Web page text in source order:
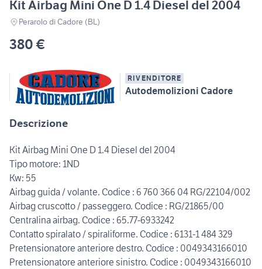
Kit Airbag Mini One D 1.4 Diesel del 2004
Perarolo di Cadore (BL)
380 €
RIVENDITORE
Autodemolizioni Cadore
Descrizione
Kit Airbag Mini One D 1.4 Diesel del 2004
Tipo motore: 1ND
Kw: 55
Airbag guida / volante. Codice : 6 760 366 04 RG/22104/002
Airbag cruscotto / passeggero. Codice : RG/21865/00
Centralina airbag. Codice : 65.77-6933242
Contatto spiralato / spiraliforme. Codice : 6131-1 484 329
Pretensionatore anteriore destro. Codice : 0049343166010
Pretensionatore anteriore sinistro. Codice : 0049343166010